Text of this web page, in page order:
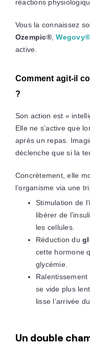
réactions
Vous la connaissez
Ozempic®,Wegovy®
active.
Comment agit-il
?
Son action est «
Elle ne s’active que
après un repas.
déclenche que si la
Concrètement, elle
l’organisme via une
Stimulation de l’
libérer de
les cellules.
Réduction du
cette hormone
glycémie.
Ralentissement
se vide plus
lisse l’arrivée
Un double